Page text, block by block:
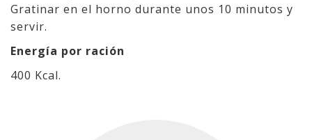
Gratinar en el horno durante unos 10 minutos y
servir.
Energía por ración
400 Kcal.